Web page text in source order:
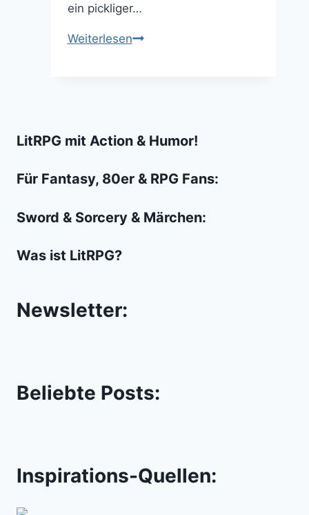
ein pickliger…
WeiterlesenDas
gehen,
es
existiert
LitRPG mit Action & Humor!
Für Fantasy, 80er & RPG Fans:
Sword & Sorcery & Märchen:
Was ist LitRPG?
Newsletter:
Beliebte Posts:
Inspirations-Quellen: